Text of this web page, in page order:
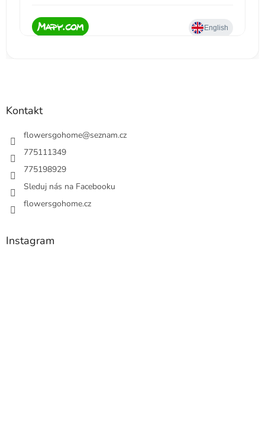
Kontakt
flowersgohome@seznam.cz
775111349
775198929
Sleduj nás na Facebooku
flowersgohome.cz
Instagram